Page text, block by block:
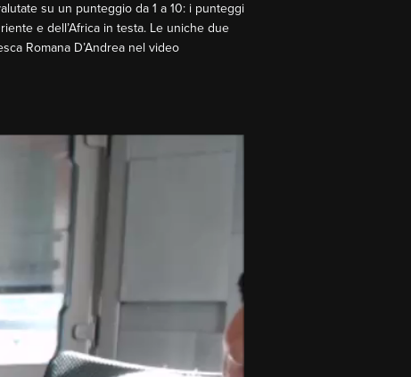
su un punteggio da 1 a 10: i punteggi
e dell’Africa in testa. Le uniche due
Romana D’Andrea nel video